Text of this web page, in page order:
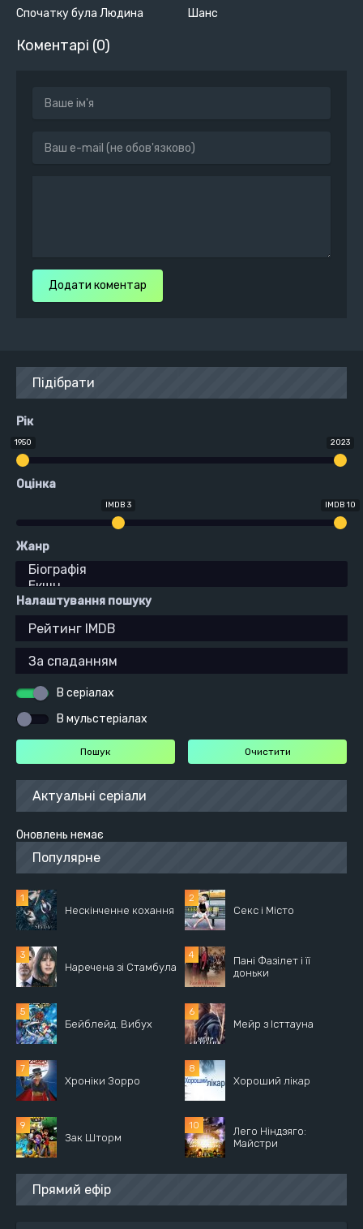
Спочатку була Людина Шанс
Коментарі (0)
Додати коментар
Підібрати
Рік
1950 2023
Оцінка
IMDB 3 IMDB 10
Жанр
Налаштування пошуку
В серіалах
В мульстеріалах
Актуальні серіали
Оновлень немає
Популярне
Нескінченне кохання Секс і Місто
Наречена зі Стамбула
Пані Фазілет і її
доньки
Бейблейд. Вибух Мейр з Істтауна
Хроніки Зорро Хороший лікар
Зак Шторм
Лего Ніндзяго:
Майстри
Прямий ефір